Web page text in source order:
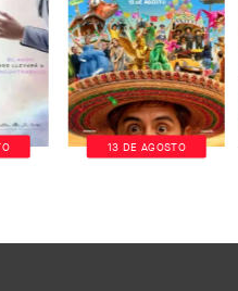
13 DE AGOSTO